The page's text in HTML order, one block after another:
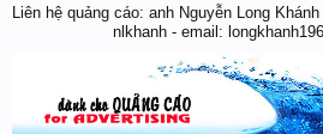
Liên hệ quảng cáo: anh Nguyễn Long
nlkhanh - email: